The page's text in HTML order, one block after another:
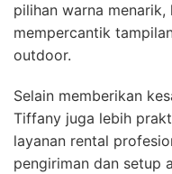
pilihan warna
mempercantik
outdoor.
Selain memberikan
Tiffany juga lebih
layanan rental
pengiriman dan setup